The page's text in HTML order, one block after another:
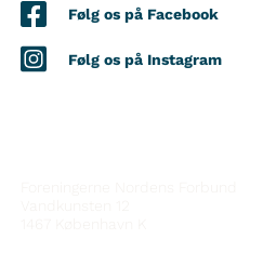
Følg os på Facebook
Følg os på Instagram